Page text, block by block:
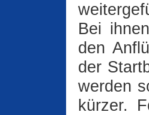
Bei
den
der
werden
kürzer.